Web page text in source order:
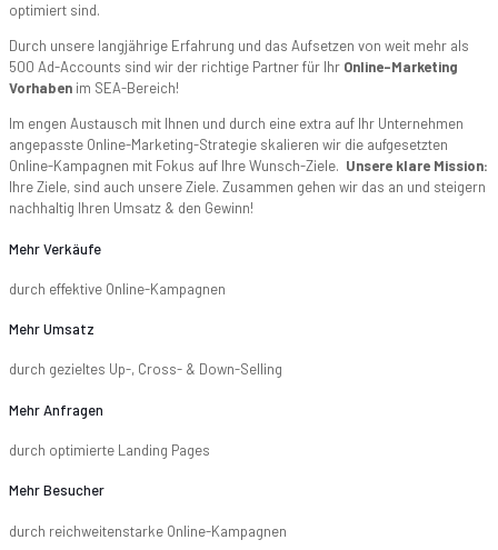
optimiert sind.
Durch unsere langjährige Erfahrung und das Aufsetzen von weit mehr als
500 Ad-Accounts sind wir der richtige Partner für Ihr Online-Marketing
Vorhaben im SEA-Bereich!
Im engen Austausch mit Ihnen und durch eine extra auf Ihr Unternehmen
angepasste Online-Marketing-Strategie skalieren wir die aufgesetzten
Online-Kampagnen mit Fokus auf Ihre Wunsch-Ziele. Unsere klare Mission:
Ihre Ziele, sind auch unsere Ziele. Zusammen gehen wir das an und steigern
nachhaltig Ihren Umsatz & den Gewinn!
Mehr Verkäufe
durch effektive Online-Kampagnen
Mehr Umsatz
durch gezieltes Up-, Cross- & Down-Selling
Mehr Anfragen
durch optimierte Landing Pages
Mehr Besucher
durch reichweitenstarke Online-Kampagnen